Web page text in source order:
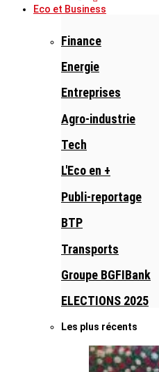
Eco et Business
Finance
Energie
Entreprises
Agro-industrie
Tech
L'Eco en +
Publi-reportage
BTP
Transports
Groupe BGFIBank
ELECTIONS 2025
Les plus récents